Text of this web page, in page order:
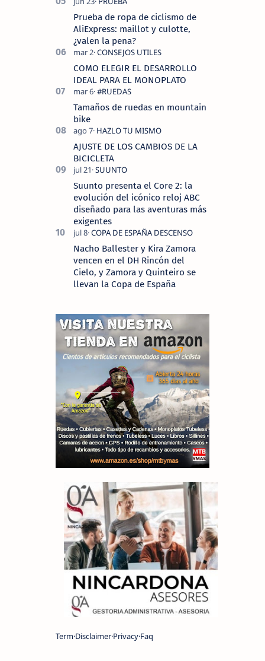
Prueba de ropa de ciclismo de
AliExpress: maillot y culotte,
¿valen la pena?
COMO ELEGIR EL DESARROLLO
IDEAL PARA EL MONOPLATO
Tamaños de ruedas en mountain
bike
AJUSTE DE LOS CAMBIOS DE LA
BICICLETA
Suunto presenta el Core 2: la
evolución del icónico reloj ABC
diseñado para las aventuras más
exigentes
Nacho Ballester y Kira Zamora
vencen en el DH Rincón del
Cielo, y Zamora y Quinteiro se
llevan la Copa de España
Term Disclaimer Privacy Faq